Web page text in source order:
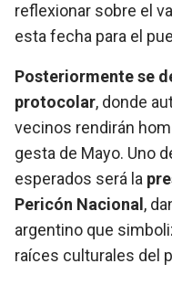
reflexionar sobre el
esta fecha para el
Posteriormente se
protocolar, donde
vecinos rendirán
gesta de Mayo. Uno
esperados será la
Pericón Nacional ,
argentino que
raíces culturales del